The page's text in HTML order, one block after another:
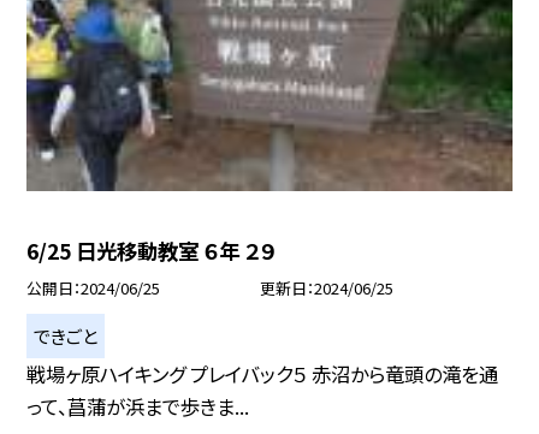
6/25 日光移動教室 ６年 ２９
公開日 2024/06/25 更新日 2024/06/25
できごと
戦場ヶ原ハイキング プレイバック５ 赤沼から竜頭の滝を通
って、菖蒲が浜まで歩きま...